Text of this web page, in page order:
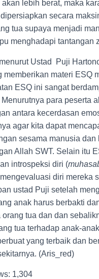
lebih berat, maka
secara
tua supaya menjadi
menghadapi tantangan
Ustad Puji
memberikan materi ESQ
ESQ ini sangat
para peserta
antara kecerdasan
agar kita dapat
sesama manusia dan
Allah SWT. Selain itu
introspeksi diri (
diri mereka
ustad Puji setelah
anak harus berbakti
orang tua dan dan
tua terhadap anak-
yang terbaik dan
(Aris_red)
1,304